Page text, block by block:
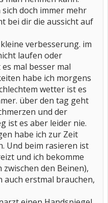
doch immer mehr
bei dir die aussicht auf
verbesserung. im
laufen oder
mal besser mal
habe ich morgens
wetter ist es
über den tag geht
und der
ist es aber leider nie.
habe ich zur Zeit
Und beim rasieren ist
und ich bekomme
den Beinen),
auch erstmal brauchen,